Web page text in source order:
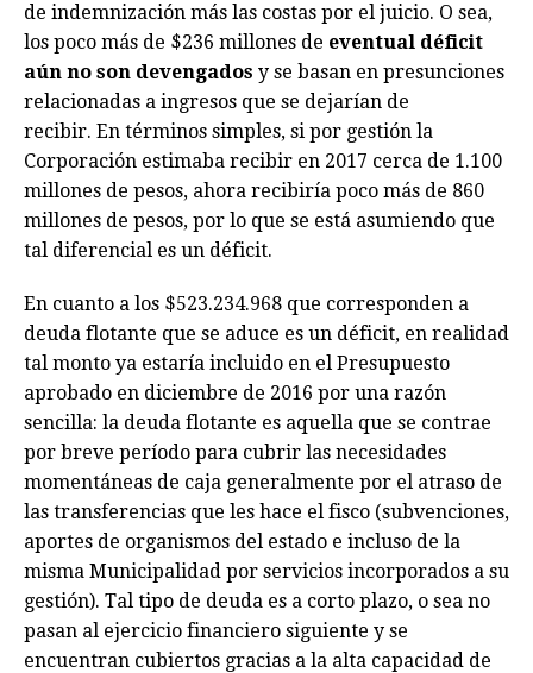
de indemnización más las costas por el juicio. O sea,
los poco más de $236 millones de eventual déficit
aún no son devengados y se basan en presunciones
relacionadas a ingresos que se dejarían de
recibir. En términos simples, si por gestión la
Corporación estimaba recibir en 2017 cerca de 1.100
millones de pesos, ahora recibiría poco más de 860
millones de pesos, por lo que se está asumiendo que
tal diferencial es un déficit.
En cuanto a los $523.234.968 que corresponden a
deuda flotante que se aduce es un déficit, en realidad
tal monto ya estaría incluido en el Presupuesto
aprobado en diciembre de 2016 por una razón
sencilla: la deuda flotante es aquella que se contrae
por breve período para cubrir las necesidades
momentáneas de caja generalmente por el atraso de
las transferencias que les hace el fisco (subvenciones,
aportes de organismos del estado e incluso de la
misma Municipalidad por servicios incorporados a su
gestión). Tal tipo de deuda es a corto plazo, o sea no
pasan al ejercicio financiero siguiente y se
encuentran cubiertos gracias a la alta capacidad de